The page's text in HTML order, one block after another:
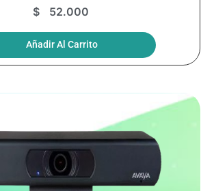
$ 52.000
Añadir Al Carrito